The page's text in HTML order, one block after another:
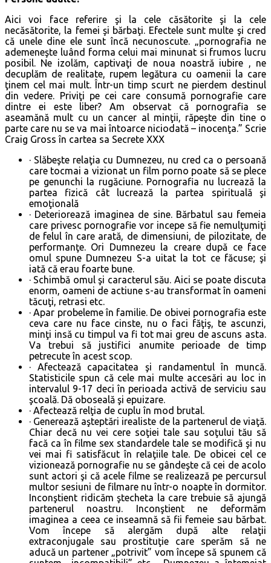
Aici voi face referire şi la cele căsătorite şi la cele
necăsătorite, la femei şi bărbaţi. Efectele sunt multe şi cred
că unele dine ele sunt încă necunoscute. „pornografia ne
ademeneşte luând forma celui mai minunat si frumos lucru
posibil. Ne izolăm, captivaţi de noua noastră iubire , ne
decuplăm de realitate, rupem legătura cu oamenii la care
ţinem cel mai mult. Într-un timp scurt ne pierdem destinul
din vedere. Priviţi pe cei care consumă pornografie care
dintre ei este liber? Am observat că pornografia se
aseamănă mult cu un cancer al minţii, răpeşte din tine o
parte care nu se va mai întoarce niciodată – inocenţa.” Scrie
Craig Gross în cartea sa Secrete XXX
· Slăbeşte relaţia cu Dumnezeu, nu cred ca o persoană
care tocmai a vizionat un film porno poate să se plece
pe genunchi la rugăciune. Pornografia nu lucrează la
partea fizică cât lucrează la partea spirituală şi
emoţională
· Deteriorează imaginea de sine. Bărbatul sau femeia
care privesc pornografie vor incepe să fie nemulţumiţi
de felul în care arată, de dimensiuni, de pilozitate, de
performanţe. Ori Dumnezeu la creare după ce face
omul spune Dumnezeu S-a uitat la tot ce făcuse; şi
iată că erau foarte bune.
· Schimbă omul şi caracterul său. Aici se poate discuta
enorm, oameni de actiune s-au transformat în oameni
tăcuţi, retrasi etc.
· Apar probeleme în familie. De obivei pornografia este
ceva care nu face cinste, nu o faci făţiş, te ascunzi,
minţi insă cu timpul va fi tot mai greu de ascuns asta.
Va trebui să justifici anumite perioade de timp
petrecute în acest scop.
· Afectează capacitatea şi randamentul în muncă.
Statisticile spun că cele mai multe accesări au loc in
intervalul 9-17 deci în perioada activă de serviciu sau
şcoală. Dă oboseală şi epuizare.
· Afectează relţia de cuplu în mod brutal.
· Generează aşteptări irealiste de la partenerul de viaţă.
Chiar decă nu vei cere soţiei tale sau soţului tău să
facă ca în filme sex standardele tale se modifică şi nu
vei mai fi satisfăcut în relaţiile tale. De obicei cel ce
vizionează pornografie nu se gândeşte că cei de acolo
sunt actori şi că acele filme se realizează pe percursul
multor sesiuni de filmare nu într-o noapte în dormitor.
Inconştient ridicăm ştecheta la care trebuie să ajungă
partenerul noastru. Inconştient ne deformăm
imaginea a ceea ce inseamnă să fii femeie sau bărbat.
Vom începe să alergăm după alte relaţii
extraconjugale sau prostituţie care sperăm să ne
aducă un partener „potrivit” vom începe să spunem că